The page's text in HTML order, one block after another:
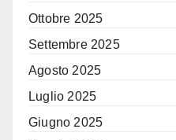
Ottobre 2025
Settembre 2025
Agosto 2025
Luglio 2025
Giugno 2025